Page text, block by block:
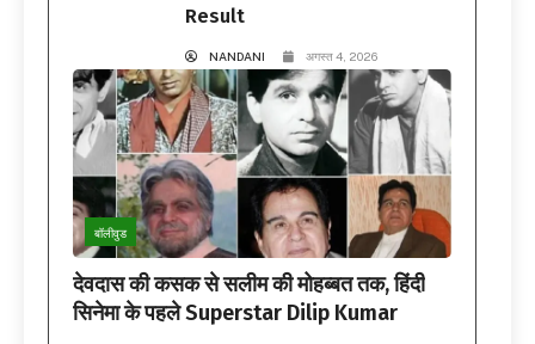
Result
NANDANI अगस्त 4, 2026
बॉलीवुड
देवदास की कसक से सलीम की मोहब्बत तक, हिंदी
सिनेमा के पहले Superstar Dilip Kumar